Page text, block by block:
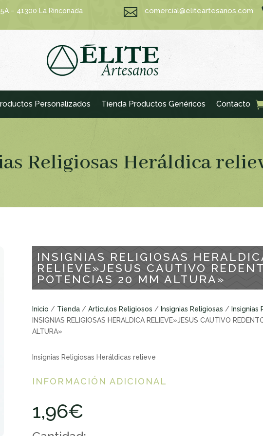
– 41300 La Rinconada
 comercial@eliteartesanos.com
Personalizados Tienda Productos Genéricos Contacto
Religiosas Heráldica
INSIGNIAS RELIGIOSAS
RELIEVE»JESUS CAUTIVO
POTENCIAS 20 MM ALTURA»
Inicio / Tienda /Articulos Religiosos / Insignias Religiosas / Insignias
INSIGNIAS RELIGIOSAS HERALDICA RELIEVE»JESUS CAUTIVO
ALTURA»
Insignias Religiosas Heráldicas relieve
INFORMACIÓN ADICIONAL
1,96€